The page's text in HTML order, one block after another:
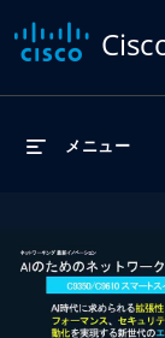
メニュー